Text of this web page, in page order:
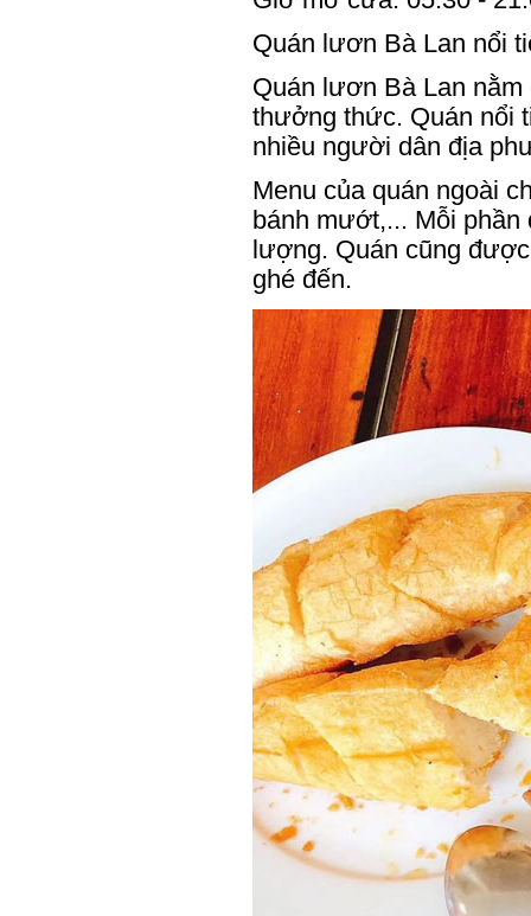
Quán lươn Bà Lan nổi
Quán lươn Bà Lan nằm
thưởng thức. Quán nổi
nhiều người dân địa
Menu của quán ngoài
bánh mướt,... Mỗi
lượng. Quán cũng
ghé đến.